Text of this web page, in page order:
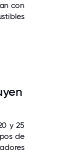
con
y 25
de